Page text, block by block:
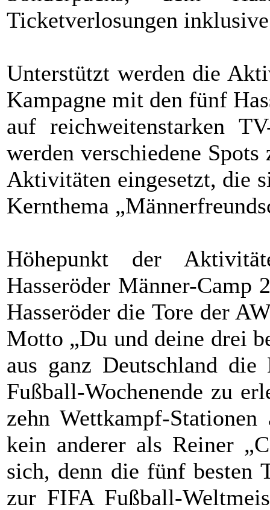
Ticketverlosungen
Unterstützt werden die
Kampagne mit den fünf
auf reichweitenstarken
werden verschiedene
Aktivitäten eingesetzt, die
Kernthema
Höhepunkt der
Hasseröder Männer-
Hasseröder die Tore der
Motto „Du und deine drei
aus ganz Deutschland
Fußball-Wochenende zu
zehn Wettkampf-
kein anderer als Reiner
sich, denn die fünf besten
zur FIFA Fußball-